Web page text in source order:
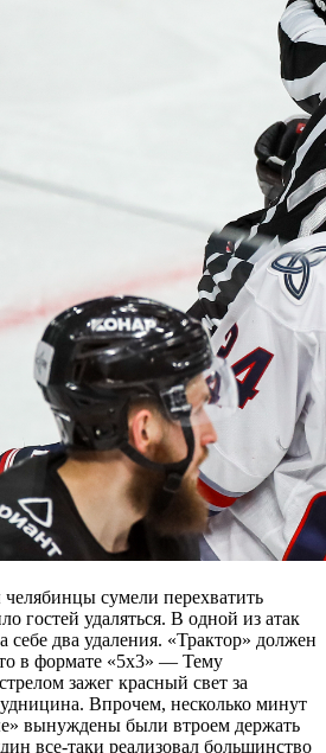
сумели перехватить
гостей удаляться. В одной из атак
себе два удаления. «Трактор» должен
в формате «5х3» — Тему
зажег красный свет за
Впрочем, несколько минут
вынуждены были втроем держать
все-таки реализовал большинство